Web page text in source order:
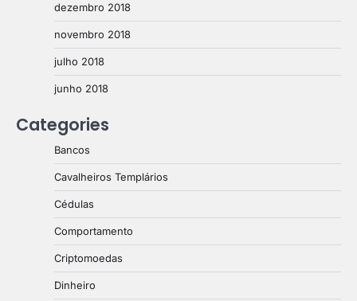
dezembro 2018
novembro 2018
julho 2018
junho 2018
Categories
Bancos
Cavalheiros Templários
Cédulas
Comportamento
Criptomoedas
Dinheiro